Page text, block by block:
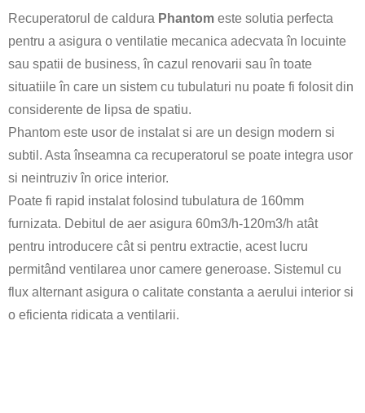
Recuperatorul de caldura Phantom este solutia perfecta
pentru a asigura o ventilatie mecanica adecvata în locuinte
sau spatii de business, în cazul renovarii sau în toate
situatiile în care un sistem cu tubulaturi nu poate fi folosit din
considerente de lipsa de spatiu.
Phantom este usor de instalat si are un design modern si
subtil. Asta înseamna ca recuperatorul se poate integra usor
si neintruziv în orice interior.
Poate fi rapid instalat folosind tubulatura de 160mm
furnizata. Debitul de aer asigura 60m3/h-120m3/h atât
pentru introducere cât si pentru extractie, acest lucru
permitând ventilarea unor camere generoase. Sistemul cu
flux alternant asigura o calitate constanta a aerului interior si
o eficienta ridicata a ventilarii.